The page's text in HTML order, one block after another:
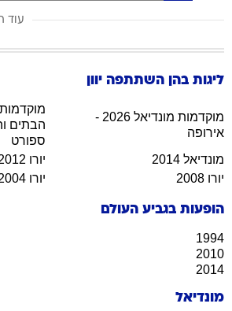
עוד
ליגות בהן השתתפה יוון
מוקדמות מונדיאל 2026 -
אירופה
הבתים
ספורט
מונדיאל 2014
יורו 2012
יורו 2008
יורו 2004
הופעות בגביע העולם
1994
2010
2014
מונדיאל